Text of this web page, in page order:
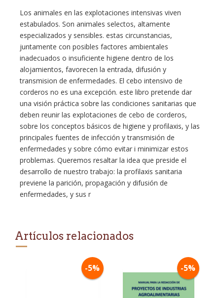
Los animales en las explotaciones intensivas viven
estabulados. Son animales selectos, altamente
especializados y sensibles. estas circunstancias,
juntamente con posibles factores ambientales
inadecuados o insuficiente higiene dentro de los
alojamientos, favorecen la entrada, difusión y
transmision de enfermedades. El cebo intensivo de
corderos no es una excepción. este libro pretende dar
una visión práctica sobre las condiciones sanitarias que
deben reunir las explotaciones de cebo de corderos,
sobre los conceptos básicos de higiene y profilaxis, y las
principales fuentes de infección y transmisión de
enfermedades y sobre cómo evitar i minimizar estos
problemas. Queremos resaltar la idea que preside el
desarrollo de nuestro trabajo: la profilaxis sanitaria
previene la parición, propagación y difusión de
enfermedades, y sus r
Artículos relacionados
-5% -5%